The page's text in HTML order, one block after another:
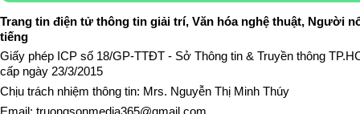
Trang tin điện tử thông tin giải trí, Văn hóa nghệ thuật, Người
tiếng
Giấy phép ICP số 18/GP-TTĐT - Sở Thông tin & Truyền thông
cấp ngày 23/3/2015
Chịu trách nhiệm thông tin: Mrs. Nguyễn Thị Minh Thúy